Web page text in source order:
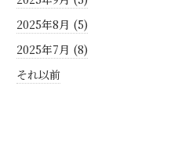
2025年8月 (5)
2025年7月 (8)
それ以前